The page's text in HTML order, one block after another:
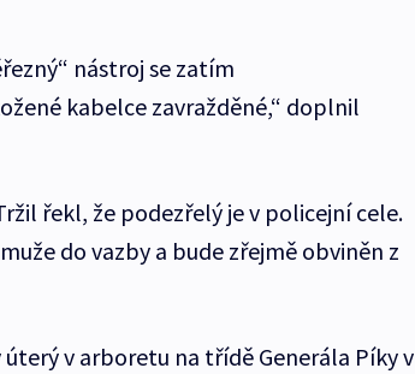
nástroj se zatím
kabelce zavražděné,“ doplnil
řekl, že podezřelý je v policejní cele.
do vazby a bude zřejmě obviněn z
v arboretu na třídě Generála Píky v